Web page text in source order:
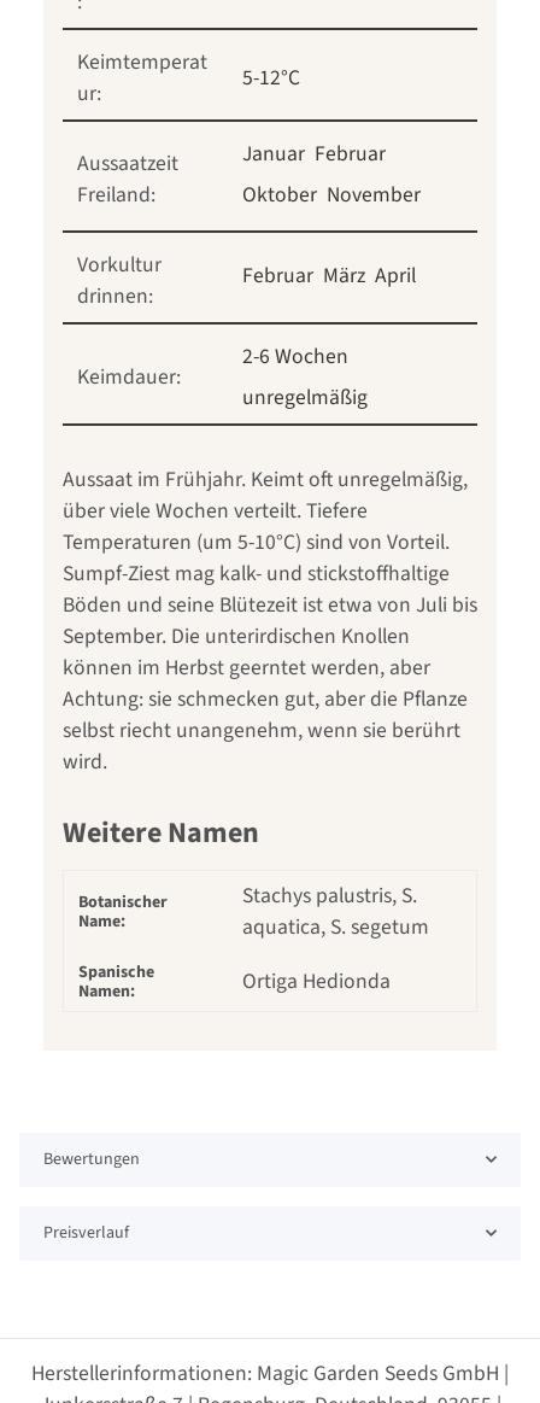
Keimtemperat
ur:
5-12°C
Aussaatzeit
Freiland:
Januar Februar
Oktober November
Vorkultur
drinnen:
Februar März April
Keimdauer:
2-6 Wochen
unregelmäßig
Aussaat im Frühjahr. Keimt oft unregelmäßig,
über viele Wochen verteilt. Tiefere
Temperaturen (um 5-10°C) sind von Vorteil.
Sumpf-Ziest mag kalk- und stickstoffhaltige
Böden und seine Blütezeit ist etwa von Juli bis
September. Die unterirdischen Knollen
können im Herbst geerntet werden, aber
Achtung: sie schmecken gut, aber die Pflanze
selbst riecht unangenehm, wenn sie berührt
wird.
Weitere Namen
Botanischer
Name:
Stachys palustris, S.
aquatica, S. segetum
Spanische
Namen:
Ortiga Hedionda
Bewertungen
Preisverlauf
Herstellerinformationen: Magic Garden Seeds GmbH |